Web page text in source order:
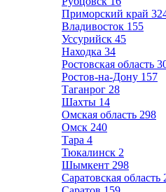
Приморский край
Владивосток 155
Уссурийск 45
Находка 34
Ростовская область
Ростов-на-Дону 157
Таганрог 28
Шахты 14
Омская область 298
Омск 240
Тара 4
Тюкалинск 2
Шымкент 298
Саратовская область